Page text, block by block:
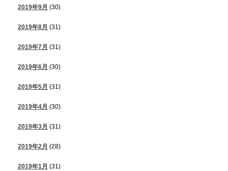
2019年9月 (30)
2019年8月 (31)
2019年7月 (31)
2019年6月 (30)
2019年5月 (31)
2019年4月 (30)
2019年3月 (31)
2019年2月 (28)
2019年1月 (31)